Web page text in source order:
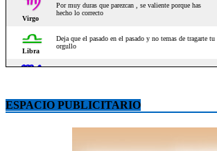
ESPACIO PUBLICITARIO